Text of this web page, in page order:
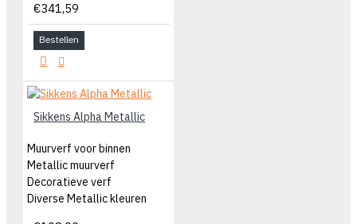
€341,59
Bestellen
Sikkens Alpha Metallic
Muurverf voor binnen
Metallic muurverf
Decoratieve verf
Diverse Metallic kleuren